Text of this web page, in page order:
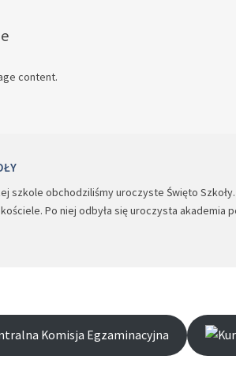
content.
szkole obchodziliśmy uroczyste Święto
Po niej odbyła się uroczysta